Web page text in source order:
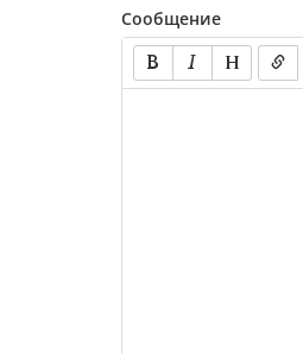
Сообщение